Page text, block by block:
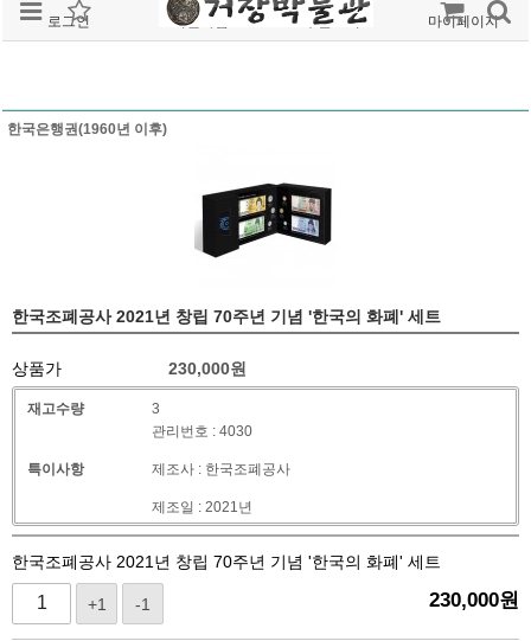
로그인 회원가입 주문조회 마이페이지
한국은행권(1960년 이후)
한국조폐공사 2021년 창립 70주년 기념 '한국의 화폐' 세트
상품가 230,000원
재고수량 3
특이사항
관리번호 : 4030
제조사 : 한국조폐공사
제조일 : 2021년
한국조폐공사 2021년 창립 70주년 기념 '한국의 화폐' 세트
+1 -1 230,000원